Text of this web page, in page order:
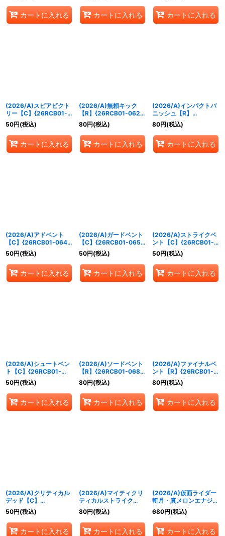
カートに入れる カートに入れる カートに入れる
(2026/A)スピアビクト
リー【C】{26RCB01-
061}《赤》
50円(税込)
カートに入れる
(2026/A)無頼キック
【R】{26RCB01-062}
《赤》
80円(税込)
カートに入れる
(2026/A)インパクトバ
ニッシュ【R】
{26RCB01-063}《紫》
80円(税込)
カートに入れる
(2026/A)アドベント
【C】{26RCB01-064}
《白》
50円(税込)
カートに入れる
(2026/A)ガードベント
【C】{26RCB01-065}
《白》
50円(税込)
カートに入れる
(2026/A)ストライクベ
ント【C】{26RCB01-
066}《白》
50円(税込)
カートに入れる
(2026/A)シュートベン
ト【C】{26RCB01-
067}《白》
50円(税込)
カートに入れる
(2026/A)ソードベント
【R】{26RCB01-068}
《白》
80円(税込)
カートに入れる
(2026/A)ファイナルベ
ント【R】{26RCB01-
069}《白》
80円(税込)
カートに入れる
(2026/A)クリティカル
デッド【C】
{26RCB01-070}《青》
50円(税込)
カートに入れる
(2026/A)マイティクリ
ティカルストライク
【R】{26RCB01-071}
《青》
80円(税込)
カートに入れる
(2026/A)仮面ライダー
斬月・真メロンエナジー
アームズ【X】
{26RCB01-X01}《赤》
680円(税込)
カートに入れる